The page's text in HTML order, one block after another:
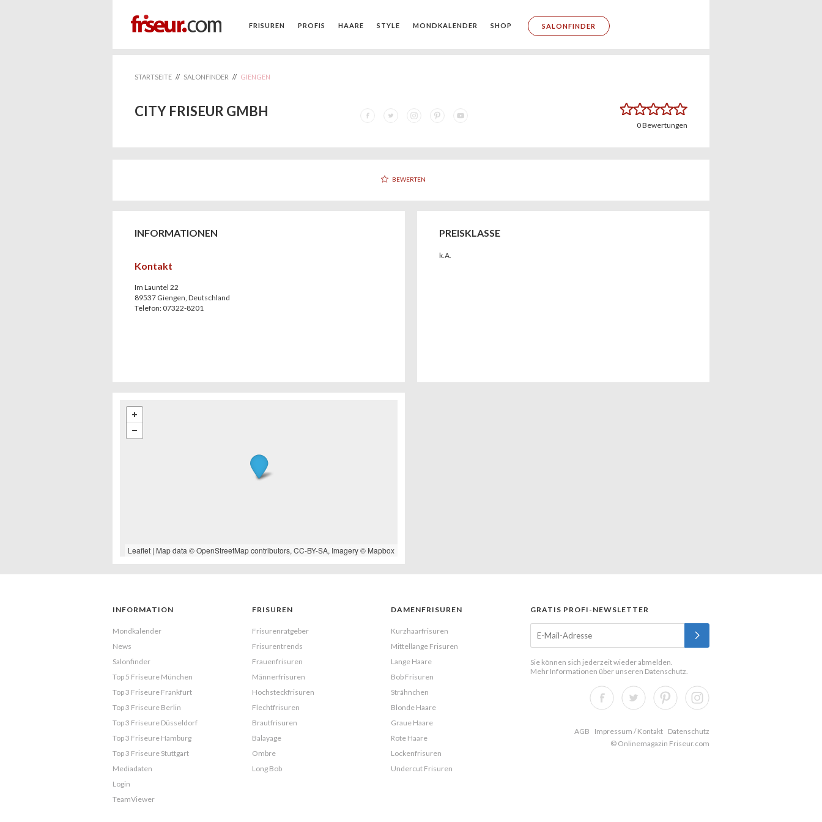
FRISUREN PROFIS HAARE STYLE MONDKALENDER SHOP SALONFINDER
STARTSEITE // SALONFINDER // GIENGEN
CITY FRISEUR GMBH
0Bewertungen
BEWERTEN
INFORMATIONEN
Kontakt
Im Launtel 22
89537 Giengen, Deutschland
Telefon: 07322-8201
PREISKLASSE
k.A.
Leaflet| Map data ©OpenStreetMapcontributors, CC-BY-SA, Imagery © Mapbox
INFORMATION
Mondkalender
News
Salonfinder
Top 5 Friseure München
Top 3 Friseure Frankfurt
Top 3 Friseure Berlin
Top 3 Friseure Düsseldorf
Top 3 Friseure Hamburg
Top 3 Friseure Stuttgart
Mediadaten
Login
TeamViewer
FRISUREN
Frisurenratgeber
Frisurentrends
Frauenfrisuren
Männerfrisuren
Hochsteckfrisuren
Flechtfrisuren
Brautfrisuren
Balayage
Ombre
Long Bob
DAMENFRISUREN
Kurzhaarfrisuren
Mittellange Frisuren
Lange Haare
Bob Frisuren
Strähnchen
Blonde Haare
Graue Haare
Rote Haare
Lockenfrisuren
Undercut Frisuren
GRATIS PROFI-NEWSLETTER
Sie können sich jederzeit wieder abmelden.
Mehr Informationen über unseren Datenschutz.
AGB Impressum / Kontakt
Datenschutz
© Onlinemagazin Friseur.com